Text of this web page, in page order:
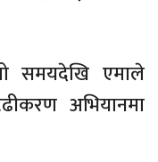
समयदेखि एमाले
अभियानमा